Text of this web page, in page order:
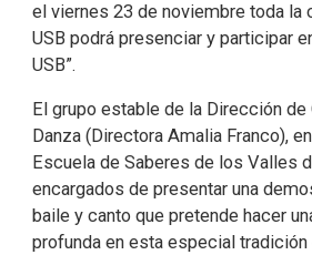
el viernes 23 de noviembre toda la
USB podrá presenciar y participar
USB”.
El grupo estable de la Dirección de
Danza (Directora Amalia Franco),
Escuela de Saberes de los Valles
encargados de presentar una
baile y canto que pretende hacer
profunda en esta especial